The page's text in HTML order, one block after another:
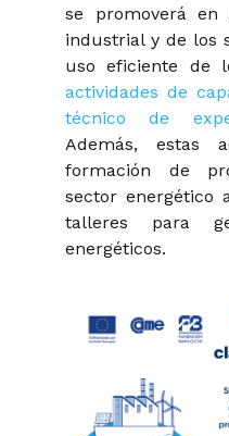
se promoverá
industrial y de los
uso eficiente de
actividades de
técnico de
Además, estas
formación de
sector energético
talleres para
energéticos.